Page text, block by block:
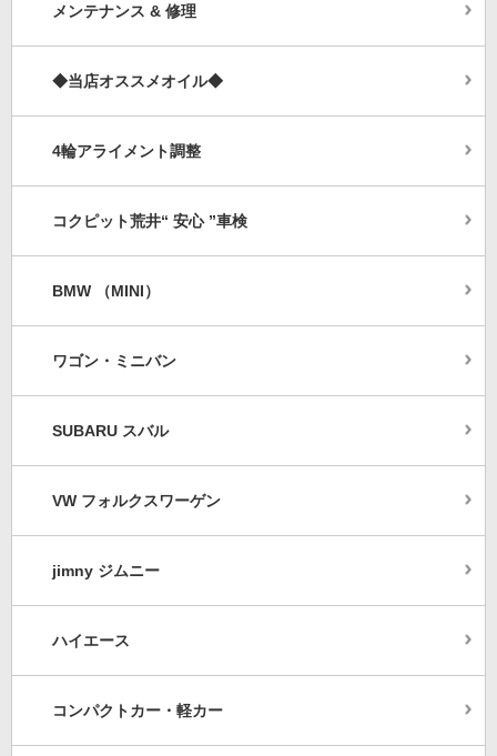
メンテナンス & 修理
◆当店オススメオイル◆
4輪アライメント調整
コクピット荒井“ 安心 ”車検
BMW （MINI）
ワゴン・ミニバン
SUBARU スバル
VW フォルクスワーゲン
jimny ジムニー
ハイエース
コンパクトカー・軽カー